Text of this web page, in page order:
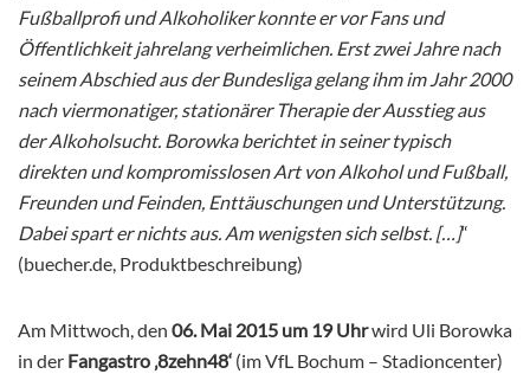
Fußballprofi und Alkoholiker konnte er vor Fans und
Öffentlichkeit jahrelang verheimlichen. Erst zwei Jahre nach
seinem Abschied aus der Bundesliga gelang ihm im Jahr 2000
nach viermonatiger, stationärer Therapie der Ausstieg aus
der Alkoholsucht. Borowka berichtet in seiner typisch
direkten und kompromisslosen Art von Alkohol und Fußball,
Freunden und Feinden, Enttäuschungen und Unterstützung.
Dabei spart er nichts aus. Am wenigsten sich selbst. […]“
(buecher.de, Produktbeschreibung)
Am Mittwoch, den 06. Mai 2015 um 19 Uhrwird Uli Borowka
in der Fangastro ‚8zehn48‘ (im VfL Bochum – Stadioncenter)